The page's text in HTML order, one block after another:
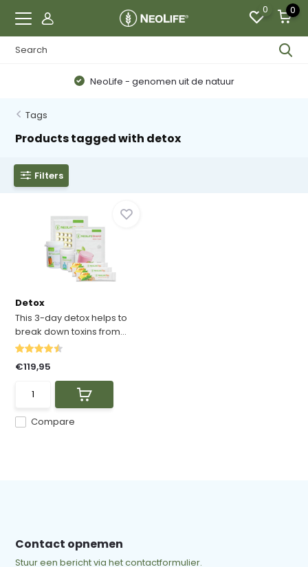
0 0
NeoLife - genomen uit de natuur
Tags
Products tagged with detox
Filters
Detox
This 3-day detox helps to
break down toxins from...
Compare
€119,95
Contact opnemen
Stuur een bericht via het contactformulier.